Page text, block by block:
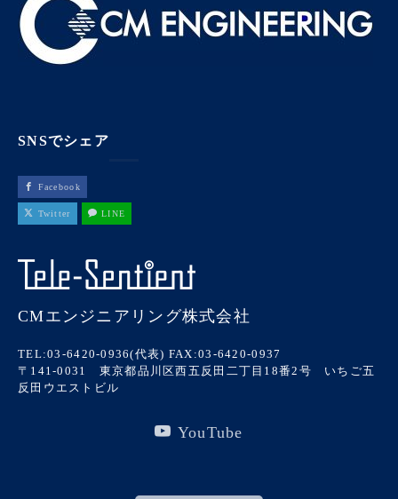
SNSでシェア
Facebook
Twitter LINE
CMエンジニアリング株式会社
TEL:03-6420-0936(代表) FAX:03-6420-0937
〒141-0031 東京都品川区西五反田二丁目18番2号 いちご五
反田ウエストビル
YouTube